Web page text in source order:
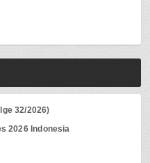
32/2026)
2026 Indonesia